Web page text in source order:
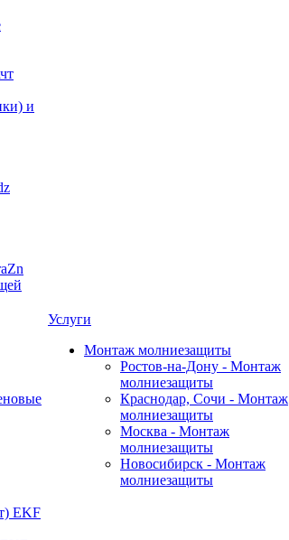
и
EKF
Услуги
Монтаж молниезащиты
Ростов-на-Дону - Монтаж
молниезащиты
Краснодар, Сочи - Монтаж
молниезащиты
Москва - Монтаж
молниезащиты
Новосибирск - Монтаж
молниезащиты